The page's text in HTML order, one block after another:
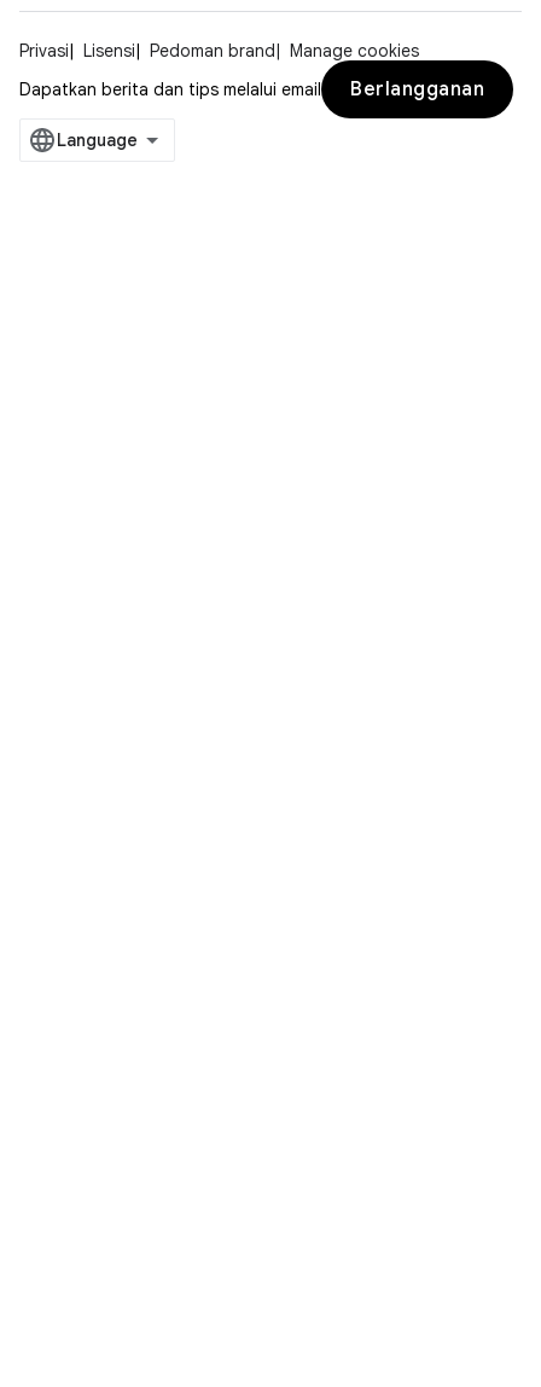
Privasi Lisensi Pedoman brand
Manage cookies
Dapatkan berita dan tips melalui email
Berlangganan